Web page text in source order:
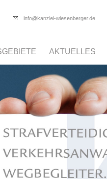
info@kanzlei-wiesenberger.de
AKTUELLES